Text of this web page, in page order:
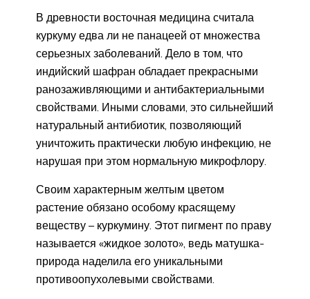
В древности восточная медицина считала
куркуму едва ли не панацеей от множества
серьезных заболеваний. Дело в том, что
индийский шафран обладает прекрасными
ранозаживляющими и антибактериальными
свойствами. Иными словами, это сильнейший
натуральный антибиотик, позволяющий
уничтожить практически любую инфекцию, не
нарушая при этом нормальную микрофлору.
Своим характерным желтым цветом
растение обязано особому красящему
веществу – куркумину. Этот пигмент по праву
называется «жидкое золото», ведь матушка-
природа наделила его уникальными
противоопухолевыми свойствами.